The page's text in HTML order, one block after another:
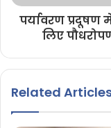
पर्यावरण प्रदूषण
लिए
Related